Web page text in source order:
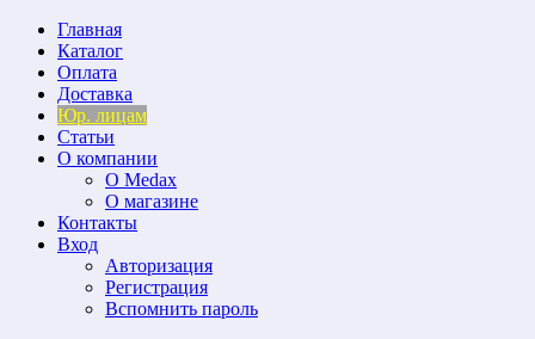
Главная
Каталог
Оплата
Доставка
Юр. лицам
Статьи
О компании
О Medax
О магазине
Контакты
Вход
Авторизация
Регистрация
Вспомнить пароль